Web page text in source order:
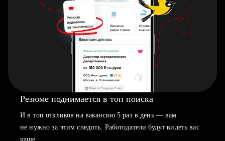
Резюме поднимается в топ поиска
И в топ откликов на вакансию 5 раз в день — вам
не нужно за этим следить. Работодатели будут видеть вас
чаще